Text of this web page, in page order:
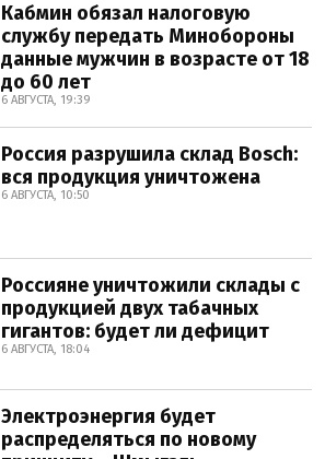
Кабмин обязал налоговую
службу передать Минобороны
данные мужчин в возрасте от 18
до 60 лет
6 АВГУСТА, 19:39
Россия разрушила склад Bosch:
вся продукция уничтожена
6 АВГУСТА, 10:50
Россияне уничтожили склады с
продукцией двух табачных
гигантов: будет ли дефицит
6 АВГУСТА, 18:04
Электроэнергия будет
распределяться по новому